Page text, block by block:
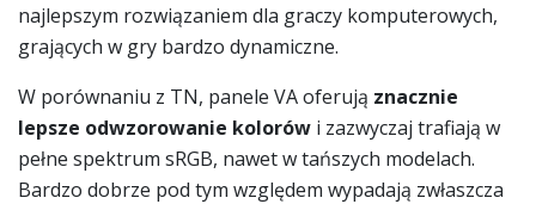
najlepszym rozwiązaniem dla graczy komputerowych,
grających w gry bardzo dynamiczne.
W porównaniu z TN, panele VA oferują znacznie
lepsze odwzorowanie kolorów i zazwyczaj trafiają w
pełne spektrum sRGB, nawet w tańszych modelach.
Bardzo dobrze pod tym względem wypadają zwłaszcza